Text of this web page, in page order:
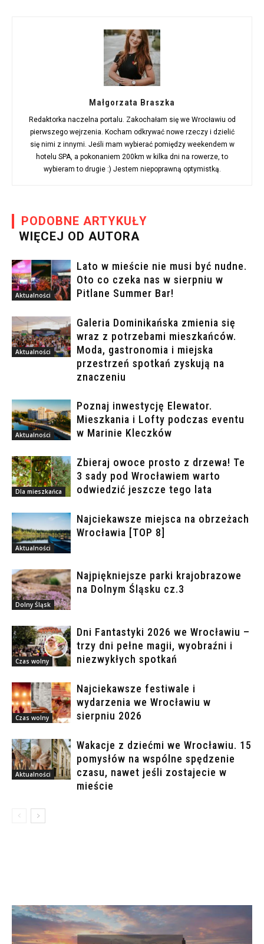
Małgorzata Braszka
Redaktorka naczelna portalu. Zakochałam się we Wrocławiu od
pierwszego wejrzenia. Kocham odkrywać nowe rzeczy i dzielić
się nimi z innymi. Jeśli mam wybierać pomiędzy weekendem w
hotelu SPA, a pokonaniem 200km w kilka dni na rowerze, to
wybieram to drugie :) Jestem niepoprawną optymistką.
PODOBNE ARTYKUŁY
WIĘCEJ OD AUTORA
Aktualności
Lato w mieście nie musi być nudne.
Oto co czeka nas w sierpniu w
Pitlane Summer Bar!
Aktualności
Galeria Dominikańska zmienia się
wraz z potrzebami mieszkańców.
Moda, gastronomia i miejska
przestrzeń spotkań zyskują na
znaczeniu
Aktualności
Poznaj inwestycję Elewator.
Mieszkania i Lofty podczas eventu
w Marinie Kleczków
Dla mieszkańca
Zbieraj owoce prosto z drzewa! Te
3 sady pod Wrocławiem warto
odwiedzić jeszcze tego lata
Aktualności
Najciekawsze miejsca na obrzeżach
Wrocławia [TOP 8]
Dolny Śląsk
Najpiękniejsze parki krajobrazowe
na Dolnym Śląsku cz.3
Czas wolny
Dni Fantastyki 2026 we Wrocławiu –
trzy dni pełne magii, wyobraźni i
niezwykłych spotkań
Czas wolny
Najciekawsze festiwale i
wydarzenia we Wrocławiu w
sierpniu 2026
Aktualności
Wakacje z dziećmi we Wrocławiu. 15
pomysłów na wspólne spędzenie
czasu, nawet jeśli zostajecie w
mieście